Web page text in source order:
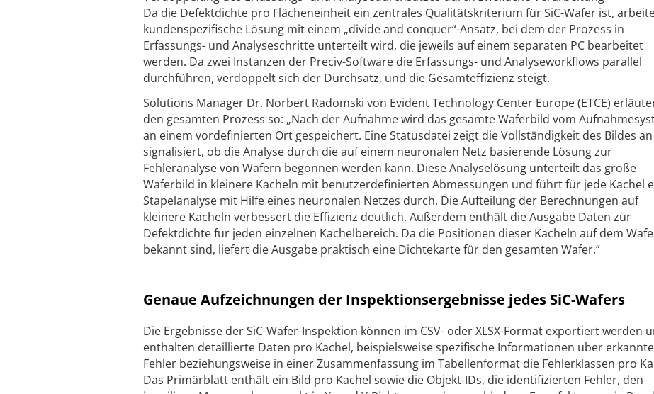
Da die Defektdichte pro Flächeneinheit ein zentrales Qualitätskriterium für SiC-Wafer ist,
kundenspezifische Lösung mit einem „divide and conquer“-Ansatz, bei dem der Prozess in
Erfassungs- und Analyseschritte unterteilt wird, die jeweils auf einem separaten PC bearbeitet
werden. Da zwei Instanzen der Preciv-Software die Erfassungs- und Analyseworkflows parallel
durchführen, verdoppelt sich der Durchsatz, und die Gesamteffizienz steigt.
Solutions Manager Dr. Norbert Radomski von Evident Technology Center Europe (ETCE)
den gesamten Prozess so: „Nach der Aufnahme wird das gesamte Waferbild vom
an einem vordefinierten Ort gespeichert. Eine Statusdatei zeigt die Vollständigkeit des Bildes
signalisiert, ob die Analyse durch die auf einem neuronalen Netz basierende Lösung zur
Fehleranalyse von Wafern begonnen werden kann. Diese Analyselösung unterteilt das große
Waferbild in kleinere Kacheln mit benutzerdefinierten Abmessungen und führt für jede Kachel
Stapelanalyse mit Hilfe eines neuronalen Netzes durch. Die Aufteilung der Berechnungen auf
kleinere Kacheln verbessert die Effizienz deutlich. Außerdem enthält die Ausgabe Daten zur
Defektdichte für jeden einzelnen Kachelbereich. Da die Positionen dieser Kacheln auf dem
bekannt sind, liefert die Ausgabe praktisch eine Dichtekarte für den gesamten Wafer.”
Genaue Aufzeichnungen der Inspektionsergebnisse jedes SiC-Wafers
Die Ergebnisse der SiC-Wafer-Inspektion können im CSV- oder XLSX-Format exportiert werden
enthalten detaillierte Daten pro Kachel, beispielsweise spezifische Informationen über erkannte
Fehler beziehungsweise in einer Zusammenfassung im Tabellenformat die Fehlerklassen pro
Das Primärblatt enthält ein Bild pro Kachel sowie die Objekt-IDs, die identifizierten Fehler, den